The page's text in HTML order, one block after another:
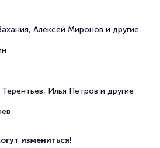
Алексей Миронов и другие.
Илья Петров и другие
измениться!